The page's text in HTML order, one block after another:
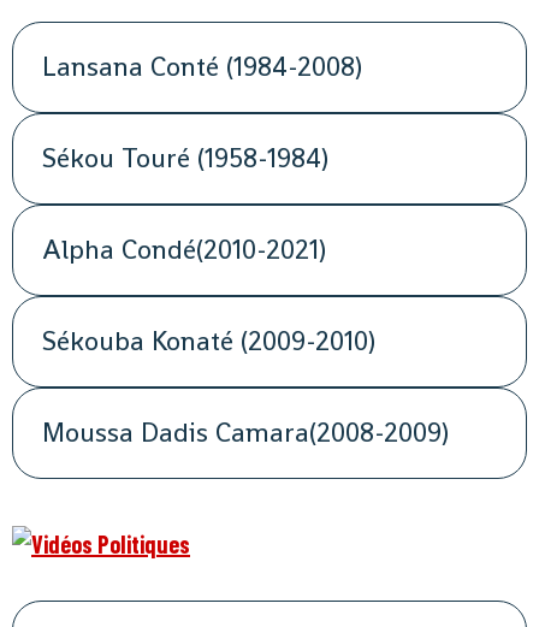
Lansana Conté (1984-2008)
Sékou Touré (1958-1984)
Alpha Condé(2010-2021)
Sékouba Konaté (2009-2010)
Moussa Dadis Camara(2008-2009)